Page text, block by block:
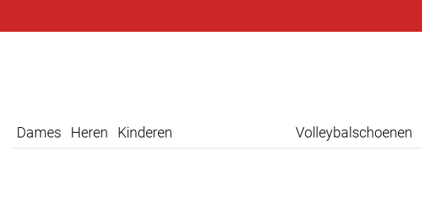
Dames Heren Kinderen Volleybalschoenen